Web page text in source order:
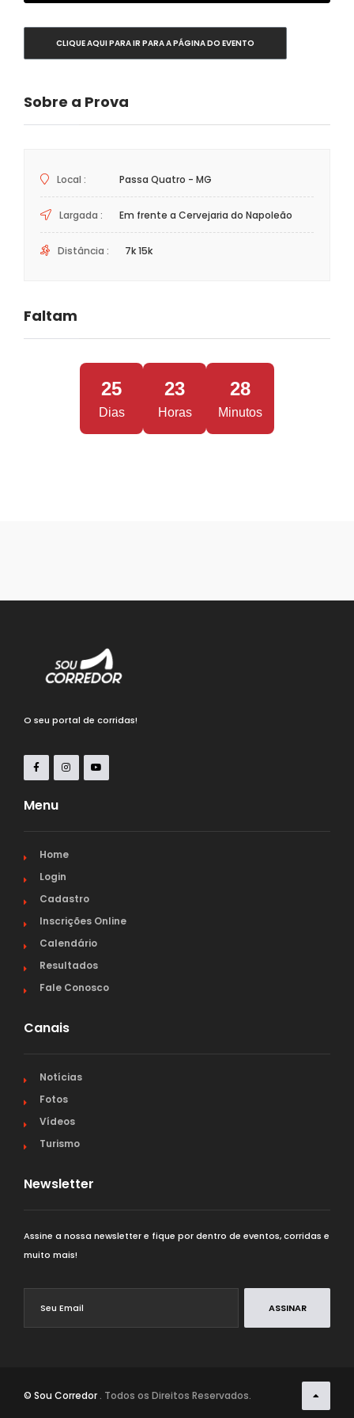
CLIQUE AQUI PARA IR PARA A PÁGINA DO EVENTO
Sobre a Prova
Local : Passa Quatro - MG
Largada : Em frente a Cervejaria do Napoleão
Distância : 7k 15k
Faltam
25
Dias
23
Horas
28
Minutos
O seu portal de corridas!
Menu
Home
Login
Cadastro
Inscrições Online
Calendário
Resultados
Fale Conosco
Canais
Notícias
Fotos
Vídeos
Turismo
Newsletter
Assine a nossa newsletter e fique por dentro de eventos, corridas e
muito mais!
ASSINAR
© Sou Corredor. Todos os Direitos Reservados.